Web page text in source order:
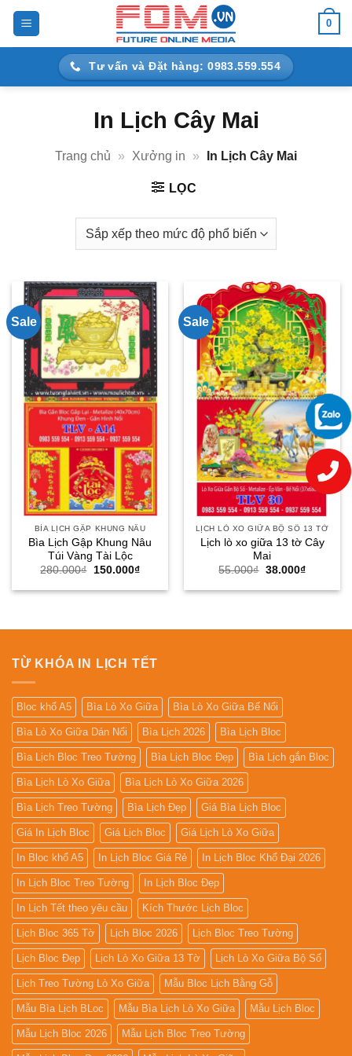
Bỏ
nội
0
Tư vấn và Đặt hàng: 0983.559.554
In Lịch Cây Mai
Trang chủ » Xưởng in » In Lịch Cây Mai
LỌC
Sale
BÌA LỊCH GẬP KHUNG NÂU
Bìa Lịch Gập Khung Nâu
Túi Vàng Tài Lộc
280.000₫
Giá
là:
150.000₫Giá
tại
Sale
LỊCH LÒ XO GIỮA BỘ SỐ 13 TỜ
Lịch lò xo giữa 13 tờ Cây
Mai
55.000₫ Giá
là:
38.000₫Giá
tại
TỪ KHÓA IN LỊCH TẾT
Bloc khổ A5 Bìa Lò Xo Giữa Bìa Lò Xo Giữa Bế Nổi
Bìa Lò Xo Giữa Dán Nổi Bìa Lịch 2026 Bìa Lịch Bloc
Bìa Lịch Bloc Treo Tường Bìa Lịch Bloc Đẹp Bìa Lịch gắn Bloc
Bìa Lịch Lò Xo Giữa Bìa Lịch Lò Xo Giữa 2026
Bìa Lịch Treo Tường Bìa Lịch Đẹp Giá Bìa Lịch Bloc
Giá In Lịch Bloc Giá Lịch Bloc Giá Lịch Lò Xo Giữa
In Bloc khổ A5 In Lịch Bloc Giá Rẻ In Lịch Bloc Khổ Đại 2026
In Lịch Bloc Treo Tường In Lịch Bloc Đẹp
In Lịch Tết theo yêu cầu Kích Thước Lịch Bloc
Lịch Bloc 365 Tờ Lịch Bloc 2026 Lịch Bloc Treo Tường
Lịch Bloc Đẹp Lịch Lò Xo Giữa 13 Tờ Lịch Lò Xo Giữa Bộ Số
Lịch Treo Tường Lò Xo Giữa Mẫu Bloc Lịch Bằng Gỗ
Mẫu Bìa Lịch BLoc Mẫu Bìa Lịch Lò Xo Giữa Mẫu Lịch Bloc
Mẫu Lịch Bloc 2026 Mẫu Lịch Bloc Treo Tường